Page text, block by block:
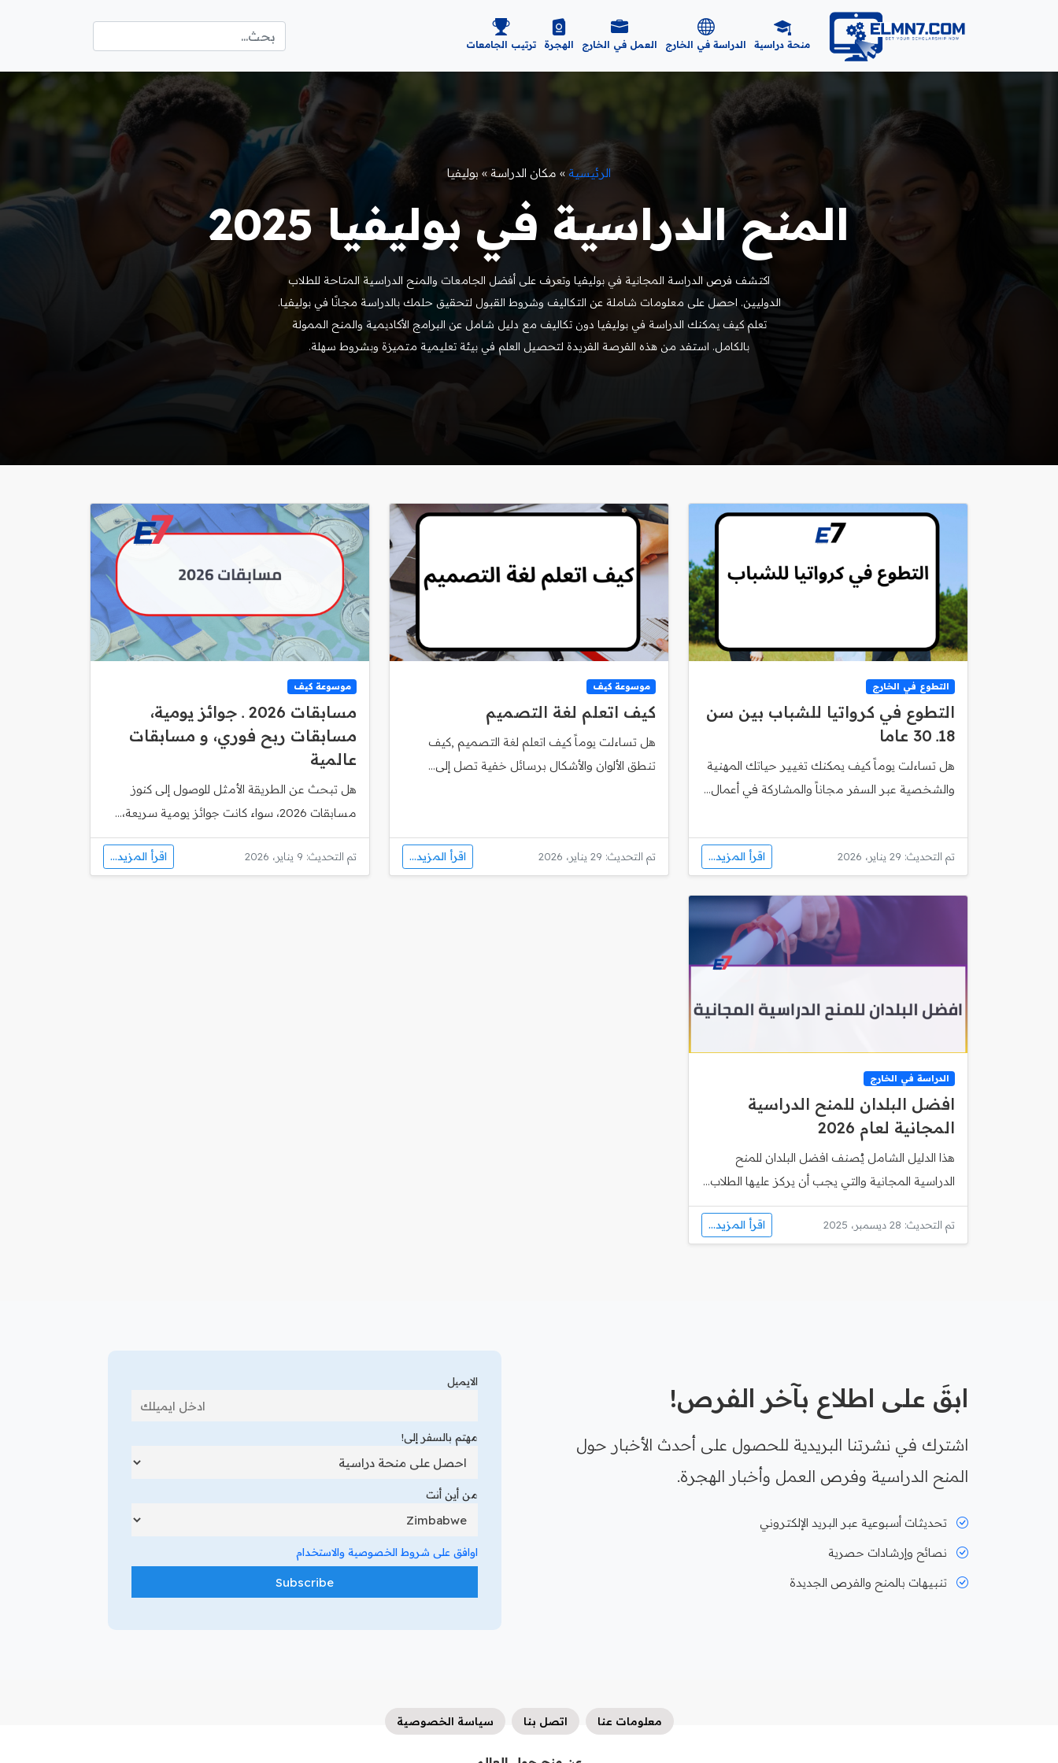
منحة دراسية الدراسة في الخارج العمل في الخارج الهجرة ترتيب الجامعات
الرئيسية » مكان الدراسة » بوليفيا
المنح الدراسية في بوليفيا 2025
اكتشف فرص الدراسة المجانية في بوليفيا وتعرف على أفضل الجامعات والمنح الدراسية المتاحة للطلاب
الدوليين. احصل على معلومات شاملة عن التكاليف وشروط القبول لتحقيق حلمك بالدراسة مجانًا في بوليفيا.
تعلم كيف يمكنك الدراسة في بوليفيا دون تكاليف مع دليل شامل عن البرامج الأكاديمية والمنح الممولة
بالكامل. استفد من هذه الفرصة الفريدة لتحصيل العلم في بيئة تعليمية متميزة وبشروط سهلة.
التطوع في الخارج
التطوع في كرواتيا للشباب بين سن
18ـ 30 عاما
هل تساءلت يوماً كيف يمكنك تغيير حياتك المهنية
والشخصية عبر السفر مجاناً والمشاركة في أعمال...
تم التحديث: 29 يناير، 2026 اقرأ المزيد...
موسوعة كيف
كيف اتعلم لغة التصميم
هل تساءلت يوماً كيف اتعلم لغة التصميم ,كيف
تنطق الألوان والأشكال برسائل خفية تصل إلى...
تم التحديث: 29 يناير، 2026 اقرأ المزيد...
موسوعة كيف
مسابقات 2026 ـ جوائز يومية،
مسابقات ربح فوري، و مسابقات
عالمية
هل تبحث عن الطريقة الأمثل للوصول إلى كنوز
مسابقات 2026، سواء كانت جوائز يومية سريعة،...
تم التحديث: 9 يناير، 2026 اقرأ المزيد...
الدراسة في الخارج
افضل البلدان للمنح الدراسية
المجانية لعام 2026
هذا الدليل الشامل يُصنف افضل البلدان للمنح
الدراسية المجانية والتي يجب أن يركز عليها الطلاب...
تم التحديث: 28 ديسمبر، 2025 اقرأ المزيد...
ابقَ على اطلاع بآخر الفرص!
اشترك في نشرتنا البريدية للحصول على أحدث الأخبار حول
المنح الدراسية وفرص العمل وأخبار الهجرة.
تحديثات أسبوعية عبر البريد الإلكتروني
نصائح وإرشادات حصرية
تنبيهات بالمنح والفرص الجديدة
الايميل
مهتم بالسفر إلى!
من أين أنت
اوافق على شروط الخصوصية والاستخدام
معلومات عنا اتصل بنا سياسة الخصوصية